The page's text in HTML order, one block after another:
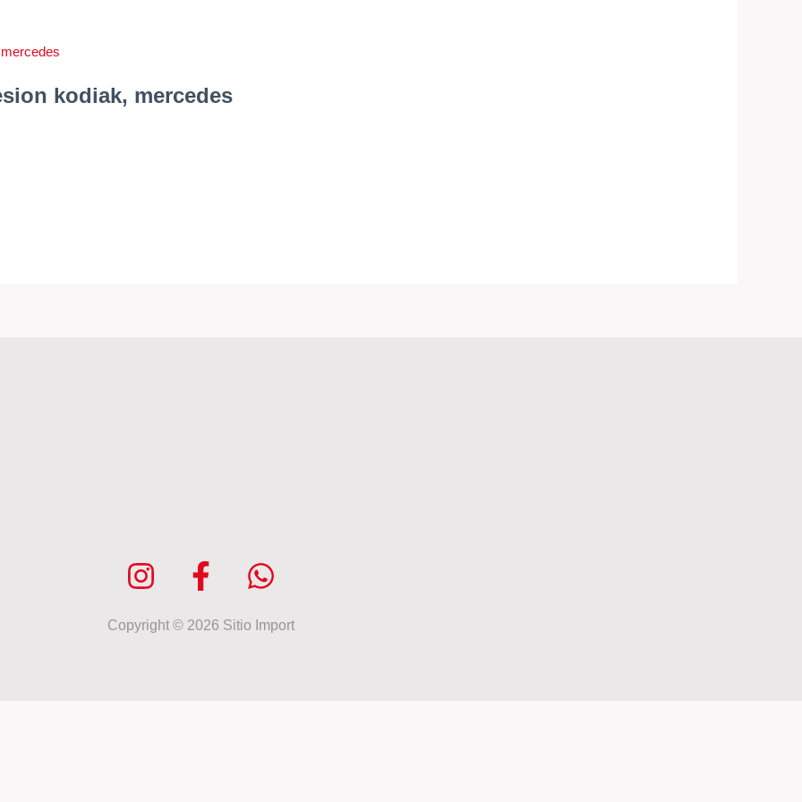
kodiak, mercedes
Copyright © 2026 Sitio Import